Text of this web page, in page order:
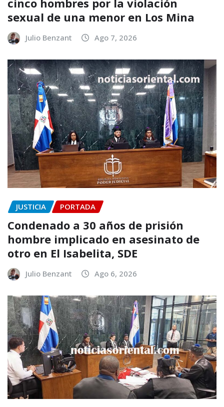
cinco hombres por la violación
sexual de una menor en Los Mina
Julio Benzant Ago 7, 2026
JUSTICIA PORTADA
Condenado a 30 años de prisión
hombre implicado en asesinato de
otro en El Isabelita, SDE
Julio Benzant Ago 6, 2026